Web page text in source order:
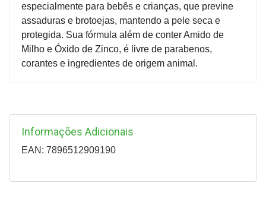
especialmente para bebês e crianças, que previne
assaduras e brotoejas, mantendo a pele seca e
protegida. Sua fórmula além de conter Amido de
Milho e Óxido de Zinco, é livre de parabenos,
corantes e ingredientes de origem animal.
Informações Adicionais
EAN: 7896512909190